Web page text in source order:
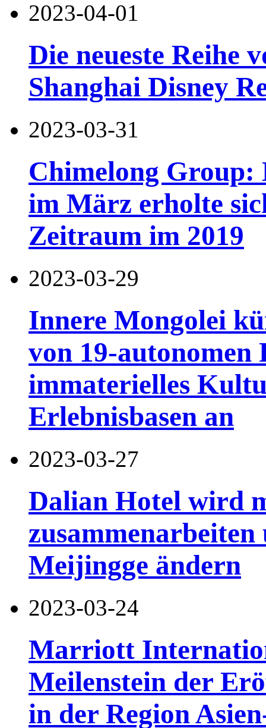
2023-04-01
Die neueste Reihe
Shanghai Disney
2023-03-31
Chimelong Group:
im März erholte
Zeitraum im 2019
2023-03-29
Innere Mongolei
von 19-autonomen
immaterielles
Erlebnisbasen an
2023-03-27
Dalian Hotel wird
Meijingge ändern
2023-03-24
Marriott
Meilenstein der
in der Region